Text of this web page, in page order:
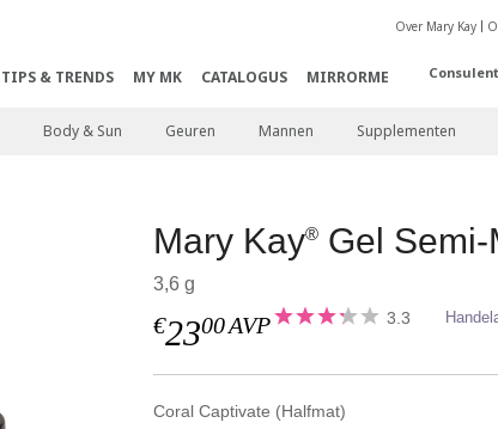
TIPS & TRENDS MY MK CATALOGUS MIRRORME
Over Mary Kay
Body & Sun Geuren Mannen Supplementen
Mary Kay® Gel
3,6 g
€2300AVP 3.3
Coral Captivate (Halfmat)